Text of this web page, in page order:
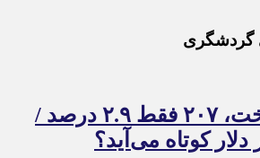
گردشگری
دلار ۴ درصد ریخت، ۲۰۷ فقط ۲.۹ درصد /
کوتاه می‌آید؟